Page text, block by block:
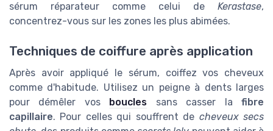
sérum réparateur comme celui de Kerastase,
concentrez-vous sur les zones les plus abimées.
Techniques de coiffure après application
Après avoir appliqué le sérum, coiffez vos cheveux
comme d'habitude. Utilisez un peigne à dents larges
pour démêler vos boucles sans casser lafibre
capillaire. Pour celles qui souffrent de cheveux secs